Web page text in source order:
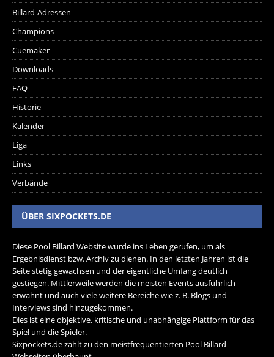
Billard-Adressen
Champions
Cuemaker
Downloads
FAQ
Historie
Kalender
Liga
Links
Verbände
ÜBER SIXPOCKETS.DE
Diese Pool Billard Website wurde ins Leben gerufen, um als
Ergebnisdienst bzw. Archiv zu dienen. In den letzten Jahren ist die
Seite stetig gewachsen und der eigentliche Umfang deutlich
gestiegen. Mittlerweile werden die meisten Events ausführlich
erwähnt und auch viele weitere Bereiche wie z. B. Blogs und
Interviews sind hinzugekommen.
Dies ist eine objektive, kritische und unabhängige Plattform für das
Spiel und die Spieler.
Sixpockets.de zählt zu den meistfrequentierten Pool Billard